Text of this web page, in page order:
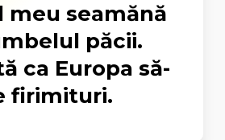
meu seamănă
păcii.
ca Europa să-
firimituri.